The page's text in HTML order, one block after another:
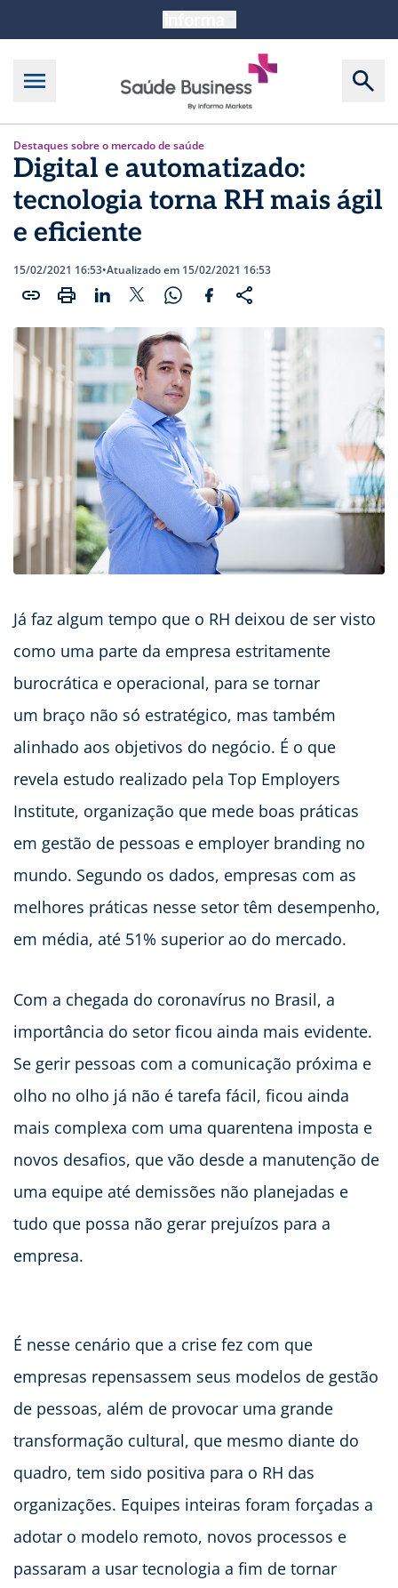
Destaques sobre o mercado de saúde
Digital e automatizado:
tecnologia torna RH mais ágil
e eficiente
15/02/2021 16:53•Atualizado em 15/02/2021 16:53
Já faz algum tempo que o RH deixou de ser visto
como uma parte da empresa estritamente
burocrática e operacional, para se tornar
um braço não só estratégico, mas também
alinhado aos objetivos do negócio. É o que
revela estudo realizado pela Top Employers
Institute, organização que mede boas práticas
em gestão de pessoas e employer branding no
mundo. Segundo os dados, empresas com as
melhores práticas nesse setor têm desempenho,
em média, até 51% superior ao do mercado.
Com a chegada do coronavírus no Brasil, a
importância do setor ficou ainda mais evidente.
Se gerir pessoas com a comunicação próxima e
olho no olho já não é tarefa fácil, ficou ainda
mais complexa com uma quarentena imposta e
novos desafios, que vão desde a manutenção de
uma equipe até demissões não planejadas e
tudo que possa não gerar prejuízos para a
empresa.
É nesse cenário que a crise fez com que
empresas repensassem seus modelos de gestão
de pessoas, além de provocar uma grande
transformação cultural, que mesmo diante do
quadro, tem sido positiva para o RH das
organizações. Equipes inteiras foram forçadas a
adotar o modelo remoto, novos processos e
passaram a usar tecnologia a fim de tornar